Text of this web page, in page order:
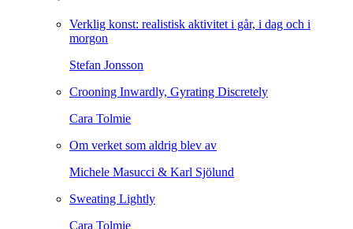
Verklig konst: realistisk aktivitet i går, i dag och i
morgon
Stefan Jonsson
Crooning Inwardly, Gyrating Discretely
Cara Tolmie
Om verket som aldrig blev av
Michele Masucci & Karl Sjölund
Sweating Lightly
Cara Tolmie